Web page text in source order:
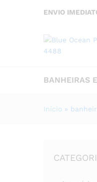
ENVIO
BANHEIRAS
Início »